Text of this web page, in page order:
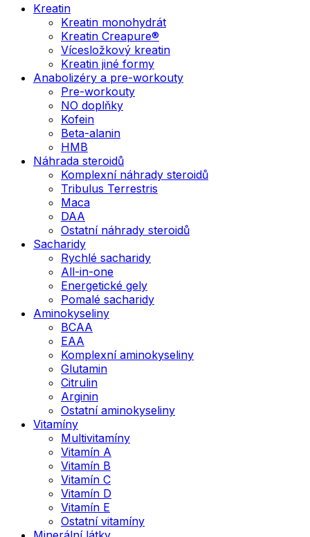
Kreatin
Kreatin monohydrát
Kreatin Creapure®
Vícesložkový kreatin
Kreatin jiné formy
Anabolizéry a pre-workouty
Pre-workouty
NO doplňky
Kofein
Beta-alanin
HMB
Náhrada steroidů
Komplexní náhrady steroidů
Tribulus Terrestris
Maca
DAA
Ostatní náhrady steroidů
Sacharidy
Rychlé sacharidy
All-in-one
Energetické gely
Pomalé sacharidy
Aminokyseliny
BCAA
EAA
Komplexní aminokyseliny
Glutamin
Citrulin
Arginin
Ostatní aminokyseliny
Vitamíny
Multivitamíny
Vitamín A
Vitamín B
Vitamín C
Vitamín D
Vitamín E
Ostatní vitamíny